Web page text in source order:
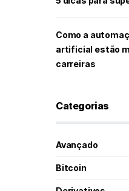
Como a
artificial estão
carreiras
Categorias
Avançado
Bitcoin